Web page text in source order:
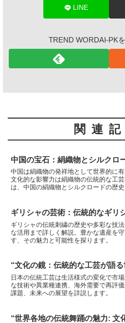
LINE
TREND WORDAI-PK
関連記
中国の宝石：絹織物とシルクロ
中国は絹織物の発祥地として世界的に
文化的な影響力は絹織物の伝統的な工
は、中国の絹織物とシルクロードの歴
ギリシャの芸術：伝統的なギリ
ギリシャの伝統刺繍の歴史や多彩な技
な活用まで詳しく解説。豊かな遺産を
す、その魅力と可能性を探ります。
“文化の鏡：伝統的な工芸が語
日本の伝統工芸は生活様式の変化で市
な技術や異業種連携、海外需要で再評
課題、未来への展望を詳説します。
“世界各地の伝統舞踊の魅力: 文